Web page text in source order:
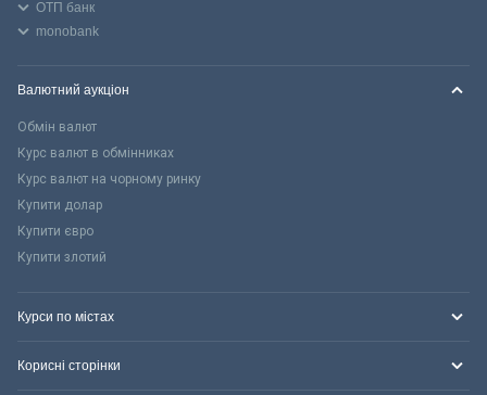
ОТП банк
monobank
Валютний аукціон
Обмін валют
Курс валют в обмінниках
Курс валют на чорному ринку
Купити долар
Купити євро
Купити злотий
Курси по містах
Корисні сторінки